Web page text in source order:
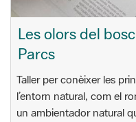
Les olors del
Parcs
Taller per conèixer les
l’entorn natural, com el
un ambientador natural